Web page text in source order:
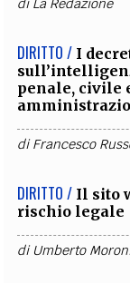
diLa Redazione
DIRITTO / I
penale, civile
diFrancesco
DIRITTO / Il sito
rischio legale
di Umberto